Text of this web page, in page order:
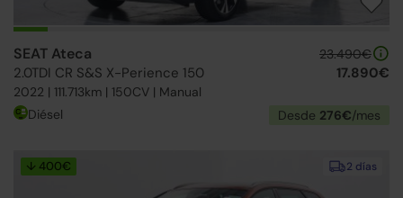
SEAT Ateca
2.0TDI CR S&S X-Perience 150
2022 | 111.713km | 150CV | Manual
23.490€
17.890€
Diésel Desde 276€/mes
2 días
↓ 400€